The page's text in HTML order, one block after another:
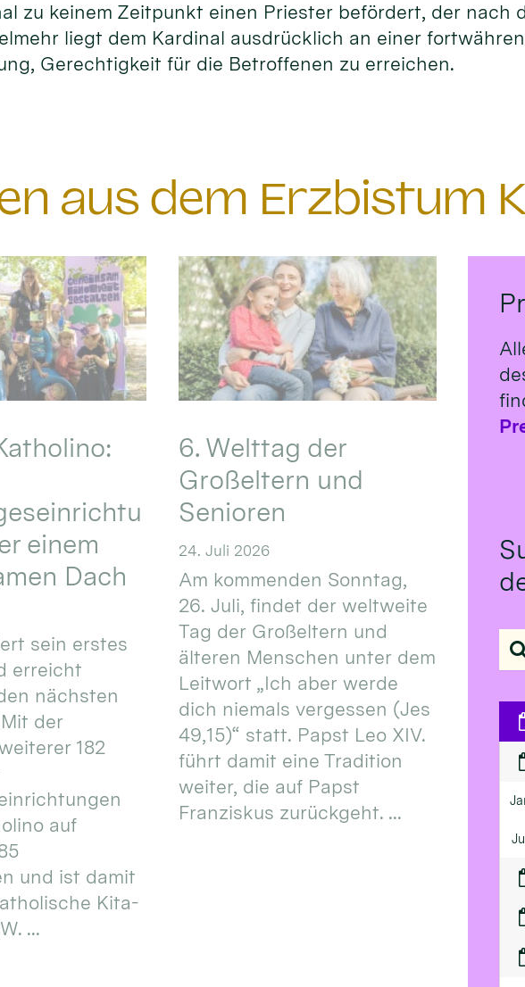
zu keinem Zeitpunkt einen Priester befördert, der nach
liegt dem Kardinal ausdrücklich an einer
Gerechtigkeit für die Betroffenen zu erreichen.
aus dem Erzbistum
einem
Dach
sein erstes
erreicht
nächsten
der
182
auf
und ist damit
Kita-
...
6. Welttag der
Großeltern und
Senioren
24. Juli 2026
Am kommenden Sonntag,
26. Juli, findet der weltweite
Tag der Großeltern und
älteren Menschen unter dem
Leitwort „Ich aber werde
dich niemals vergessen (Jes
49,15)“ statt. Papst Leo XIV.
führt damit eine Tradition
weiter, die auf Papst
Franziskus zurückgeht. ...